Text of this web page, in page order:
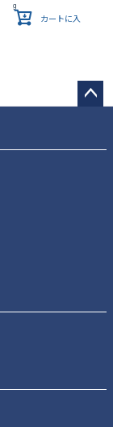
g
カートに入れる
ップ